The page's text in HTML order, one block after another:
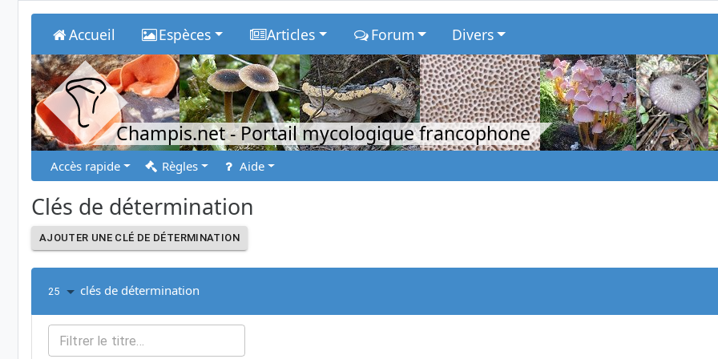
Accueil Espèces Articles Forum Divers
Champis.net- Portail mycologique francophone
Accès rapide Règles Aide
Clés de détermination
AJOUTER UNE CLÉ DE DÉTERMINATION
25 clés de détermination